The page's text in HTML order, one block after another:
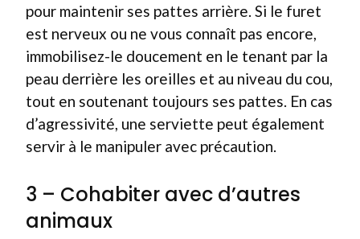
pour maintenir ses pattes arrière. Si le furet
est nerveux ou ne vous connaît pas encore,
immobilisez-le doucement en le tenant par la
peau derrière les oreilles et au niveau du cou,
tout en soutenant toujours ses pattes. En cas
d’agressivité, une serviette peut également
servir à le manipuler avec précaution.
3 – Cohabiter avec d’autres
animaux